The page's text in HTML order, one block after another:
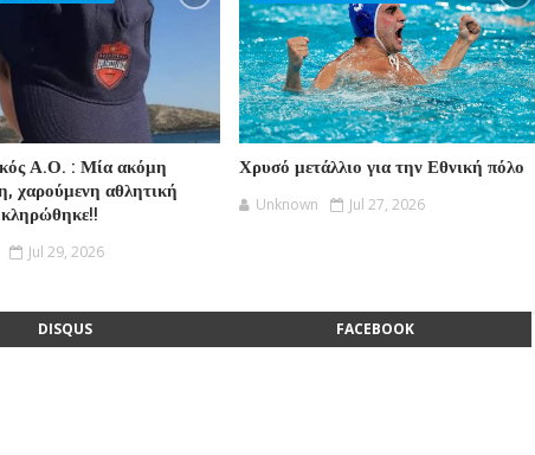
Α.Ο. : Μία ακόμη
χαρούμενη αθλητική
Jul 29, 2026
Χρυσό μετάλλιο για την Εθνική πόλο
Unknown Jul 27, 2026
DISQUS FACEBOOK